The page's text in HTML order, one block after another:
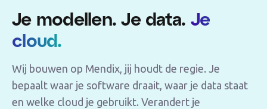
Je modellen. Je data. Je
cloud.
Wij bouwen op Mendix, jij houdt de regie. Je
bepaalt waar je software draait, waar je data staat
en welke cloud je gebruikt. Verandert je